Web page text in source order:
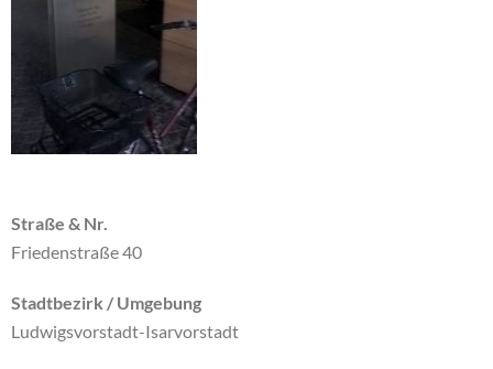
Straße & Nr.
Friedenstraße 40
Stadtbezirk / Umgebung
Ludwigsvorstadt-Isarvorstadt